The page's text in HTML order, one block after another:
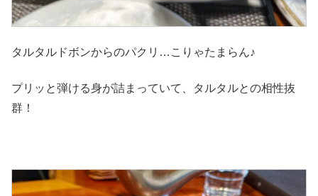
タルタルドボンからのパクリ…こりゃたまらん♪
プリッと弾ける身が詰まっていて、タルタルとの相性抜
群！